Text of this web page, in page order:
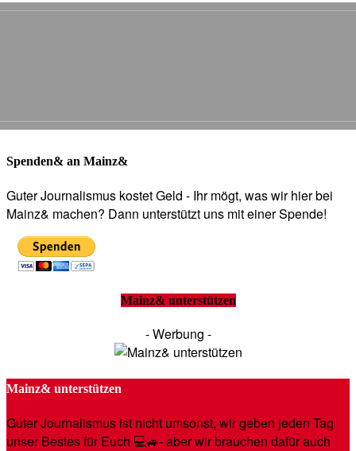
Spenden& an Mainz&
Guter Journalismus kostet Geld - Ihr mögt, was wir hier bei
Mainz& machen? Dann unterstützt uns mit einer Spende!
Mainz& unterstützen
- Werbung -
Mainz& unterstützen
Guter Journalismus ist nicht umsonst, wir geben jeden Tag
unser Bestes für Euch 💻🚙- aber wir brauchen dafür auch